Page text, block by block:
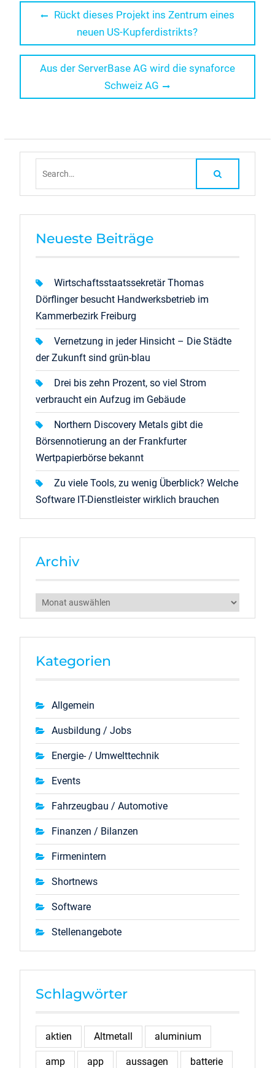
Beitragsnavigation
Previous
Rückt dieses Projekt ins Zentrum eines
neuen US-Kupferdistrikts?
Next
Aus der ServerBase AG wird die synaforce
Schweiz AG
Neueste Beiträge
Wirtschaftsstaatssekretär Thomas
Dörflinger besucht Handwerksbetrieb im
Kammerbezirk Freiburg
Vernetzung in jeder Hinsicht – Die Städte
der Zukunft sind grün-blau
Drei bis zehn Prozent, so viel Strom
verbraucht ein Aufzug im Gebäude
Northern Discovery Metals gibt die
Börsennotierung an der Frankfurter
Wertpapierbörse bekannt
Zu viele Tools, zu wenig Überblick? Welche
Software IT-Dienstleister wirklich brauchen
Archiv
Archiv
Kategorien
Allgemein
Ausbildung / Jobs
Energie- / Umwelttechnik
Events
Fahrzeugbau / Automotive
Finanzen / Bilanzen
Firmenintern
Shortnews
Software
Stellenangebote
Schlagwörter
aktien Altmetall aluminium
amp app aussagen batterie